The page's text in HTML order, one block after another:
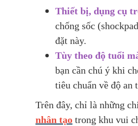
Thiết bị, dụng cụ
chống sốc
đặt này.
Tùy theo độ tuổi
bạn cần chú ý khi
tiêu chuẩn về độ an
Trên đây, chỉ là những
nhân tạo trong khu vui